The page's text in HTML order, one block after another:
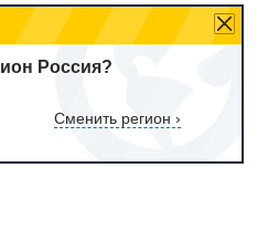
Россия?
Сменить регион ›